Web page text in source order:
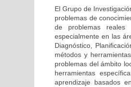
El Grupo de
problemas de
de problemas reales
especialmente en las
Diagnóstico,
métodos y
problemas del ámbito
herramientas
aprendizaje basados